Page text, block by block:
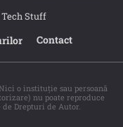
Tech Stuff
Contact
o instituţie sau persoană
nu poate reproduce
Drepturi de Autor.